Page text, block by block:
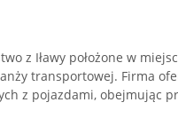
z Iławy położone w
transportowej. Firma
z pojazdami, obejmując